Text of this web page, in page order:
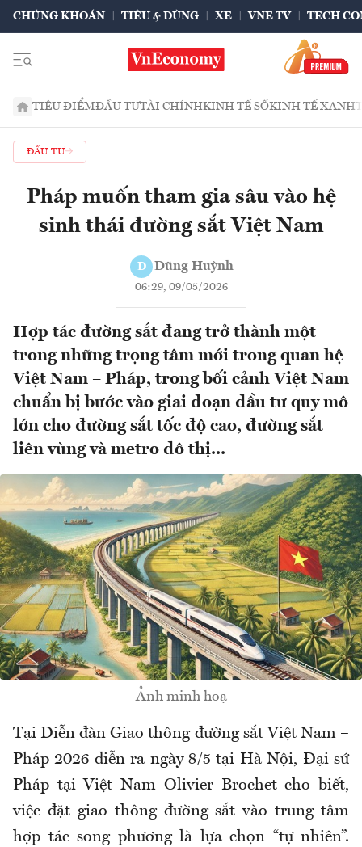
CHỨNG KHOÁN TIÊU & DÙNG XE VNE TV TECH
TIÊU ĐIỂMĐẦU TƯTÀI CHÍNHKINH TẾ SỐKINH TẾ XANH
ĐẦU TƯ
Pháp muốn tham gia sâu vào hệ
sinh thái đường sắt Việt Nam
D Dũng Huỳnh
06:29, 09/05/2026
Hợp tác đường sắt đang trở thành một
trong những trọng tâm mới trong quan hệ
Việt Nam – Pháp, trong bối cảnh Việt Nam
chuẩn bị bước vào giai đoạn đầu tư quy mô
lớn cho đường sắt tốc độ cao, đường sắt
liên vùng và metro đô thị...
Ảnh minh hoạ
Tại Diễn đàn Giao thông đường sắt Việt Nam –
Pháp 2026 diễn ra ngày 8/5 tại Hà Nội, Đại sứ
Pháp tại Việt Nam Olivier Brochet cho biết,
việc đặt giao thông đường sắt vào trung tâm
hợp tác song phương là lựa chọn “tự nhiên”.